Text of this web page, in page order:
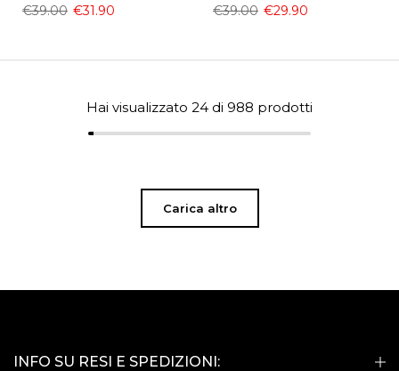
€39.00 €31.90 €39.00 €29.90
Hai visualizzato 24 di 988 prodotti
Carica altro
INFO SU RESI E SPEDIZIONI: